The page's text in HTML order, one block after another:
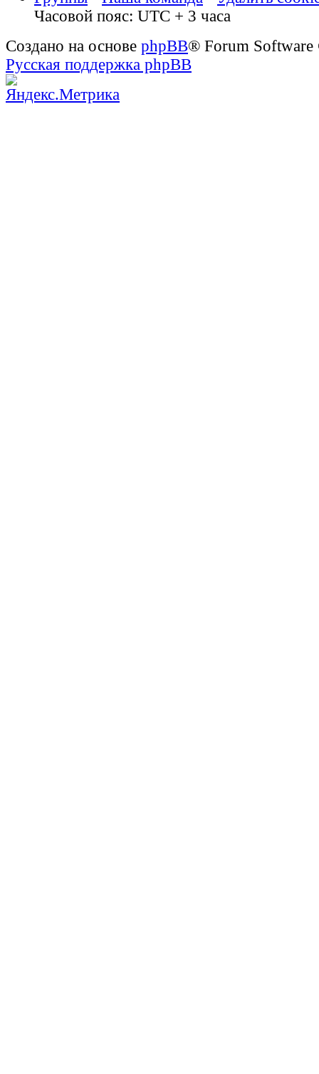
Часовой пояс: UTC + 3 часа
Создано на основе phpBB® Forum
Русская поддержка phpBB